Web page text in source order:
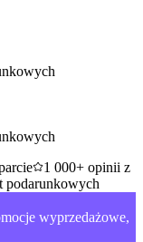
1 000+ opinii z
podarunkowych
wyprzedażowe,